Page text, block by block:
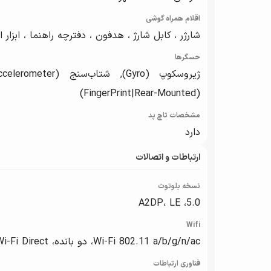
اقلام همراه گوشی
شارژر ، کابل شارژ ، هدفون ، دفترچه راهنما ،
حسگرها
(FingerPrint|Rear-Mounted)
مشخصات تاچ پد
دارد
ارتباطات و اتصالات
نسخه بلوتوث
5.0، A2DP، LE
Wifi
Wi-Fi 802.11 a/b/g/n/ac، دو بانده، Wi-Fi Direct، هات‌اسپات
فناوری ارتباطات